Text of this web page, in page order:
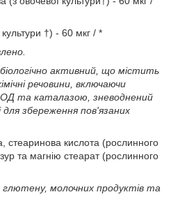
†) - 60 мкг / *
активний, що містить
речовини, включаючи
та каталазою, зневоднений
збереження пов'язаних
стеаринова кислота (рослинного
та магнію стеарат (рослинного
молочних продуктів та